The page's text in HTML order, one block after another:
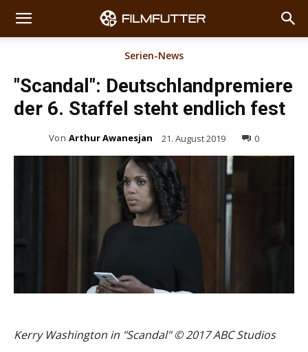
Serien-News
"Scandal": Deutschlandpremiere
der 6. Staffel steht endlich fest
Von Arthur Awanesjan 21. August 2019 0
Kerry Washington in "Scandal" © 2017 ABC Studios